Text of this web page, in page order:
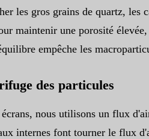
les gros grains de quartz,
maintenir une porosité
empêche les
des particules
nous utilisons un flux
internes font tourner le flux